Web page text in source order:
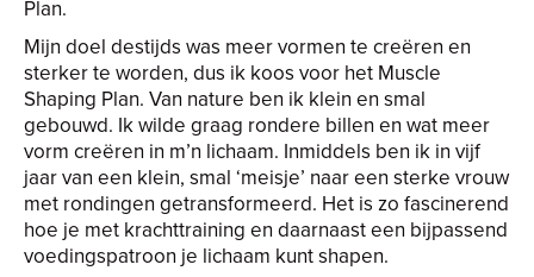
Plan.
Mijn doel destijds was meer vormen te creëren en
sterker te worden, dus ik koos voor het Muscle
Shaping Plan. Van nature ben ik klein en smal
gebouwd. Ik wilde graag rondere billen en wat meer
vorm creëren in m’n lichaam. Inmiddels ben ik in vijf
jaar van een klein, smal ‘meisje’ naar een sterke vrouw
met rondingen getransformeerd. Het is zo fascinerend
hoe je met krachttraining en daarnaast een bijpassend
voedingspatroon je lichaam kunt shapen.